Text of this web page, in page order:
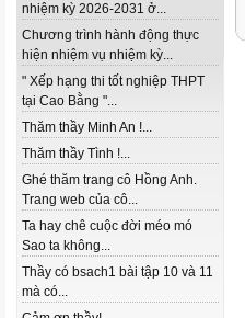
nhiệm kỳ 2026-2031 ở...
Chương trình hành động thực
hiện nhiệm vụ nhiệm kỳ...
" Xếp hạng thi tốt nghiệp THPT
tại Cao Bằng "...
Thăm thầy Minh An !...
Thăm thầy Tình !...
Ghé thăm trang cô Hồng Anh.
Trang web của cô...
Ta hay chê cuộc đời méo mó
Sao ta không...
Thầy có bsach1 bài tập 10 và 11
mà có...